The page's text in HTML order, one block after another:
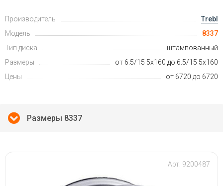
Производитель
Trebl
Модель
8337
Тип диска
штампованный
Размеры
от 6.5/15 5x160 до 6.5/15 5x160
Цены
от 6720 до 6720
Размеры 8337
Арт: 9200487